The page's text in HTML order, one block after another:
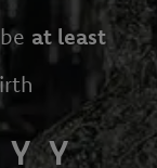
at least